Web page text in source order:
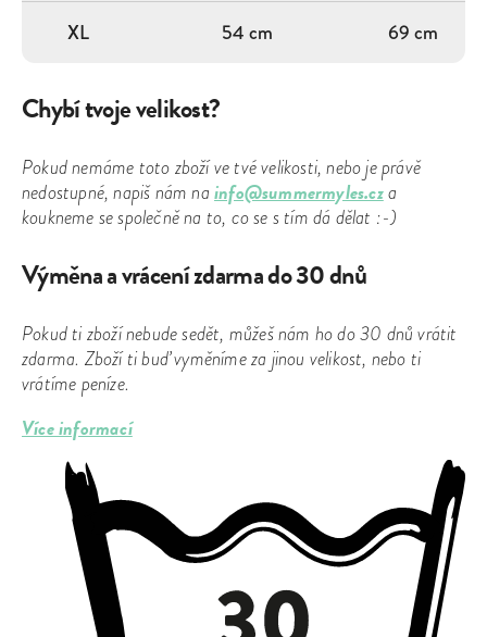
XL 54 cm 69 cm
Chybí tvoje velikost?
Pokud nemáme toto zboží ve tvé velikosti, nebo je právě
nedostupné, napiš nám na info@summermyles.cza
koukneme se společně na to, co se s tím dá dělat :-)
Výměna a vrácení zdarma do 30 dnů
Pokud ti zboží nebude sedět, můžeš nám ho do 30 dnů vrátit
zdarma. Zboží ti buď vyměníme za jinou velikost, nebo ti
vrátíme peníze.
Více informací